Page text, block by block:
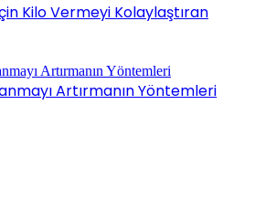
Kilo Vermeyi Kolaylaştıran
Artırmanın Yöntemleri